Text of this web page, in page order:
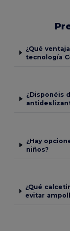
¿Qué
tecnología
¿Disponéis
¿Hay
niños?
¿Qué
evitar